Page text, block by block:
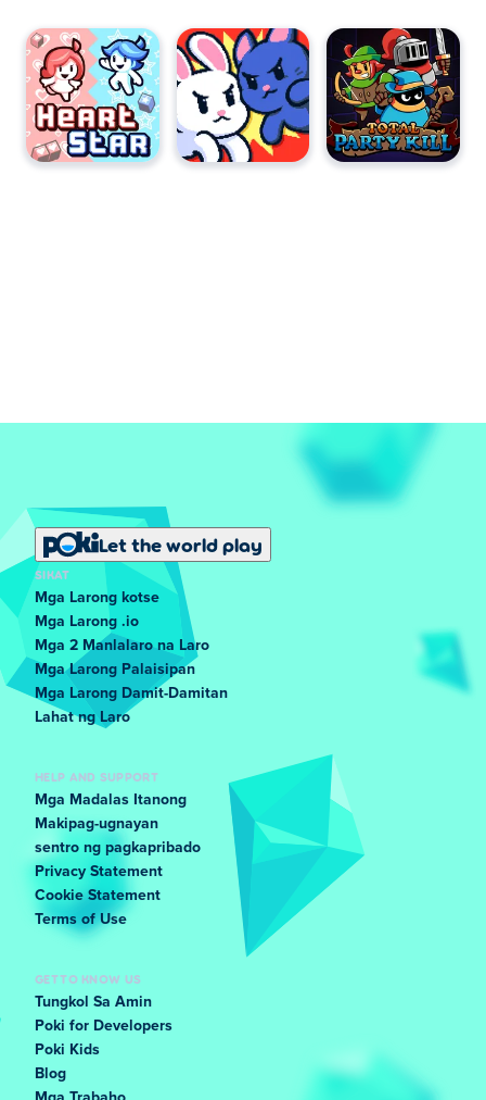
Let the world play
SIKAT
Mga Larong kotse
Mga Larong .io
Mga 2 Manlalaro na Laro
Mga Larong Palaisipan
Mga Larong Damit-Damitan
Lahat ng Laro
HELP AND SUPPORT
Mga Madalas Itanong
Makipag-ugnayan
sentro ng pagkapribado
Privacy Statement
Cookie Statement
Terms of Use
GET TO KNOW US
Tungkol Sa Amin
Poki for Developers
Poki Kids
Blog